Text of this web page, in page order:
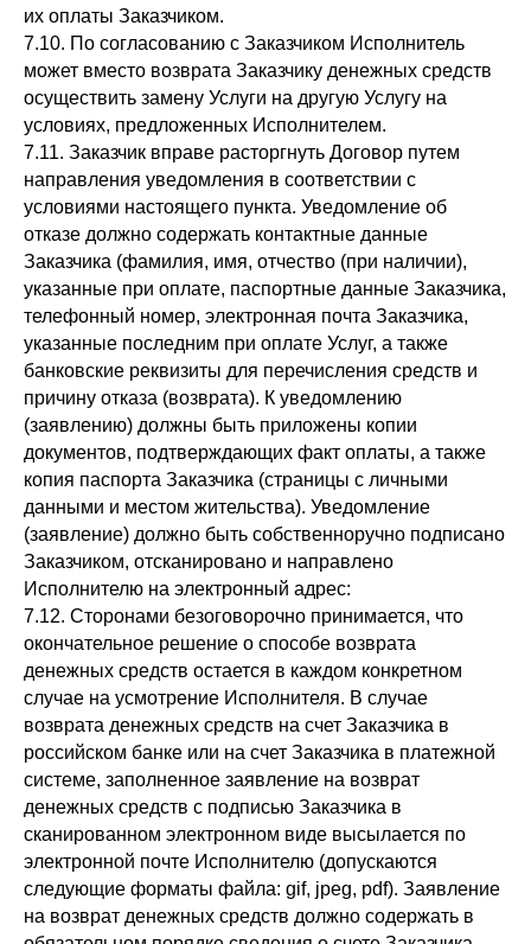
их оплаты Заказчиком.
7.10. По согласованию с Заказчиком Исполнитель
может вместо возврата Заказчику денежных средств
осуществить замену Услуги на другую Услугу на
условиях, предложенных Исполнителем.
7.11. Заказчик вправе расторгнуть Договор путем
направления уведомления в соответствии с
условиями настоящего пункта. Уведомление об
отказе должно содержать контактные данные
Заказчика (фамилия, имя, отчество (при наличии),
указанные при оплате, паспортные данные Заказчика,
телефонный номер, электронная почта Заказчика,
указанные последним при оплате Услуг, а также
банковские реквизиты для перечисления средств и
причину отказа (возврата). К уведомлению
(заявлению) должны быть приложены копии
документов, подтверждающих факт оплаты, а также
копия паспорта Заказчика (страницы с личными
данными и местом жительства). Уведомление
(заявление) должно быть собственноручно подписано
Заказчиком, отсканировано и направлено
Исполнителю на электронный адрес:
7.12. Сторонами безоговорочно принимается, что
окончательное решение о способе возврата
денежных средств остается в каждом конкретном
случае на усмотрение Исполнителя. В случае
возврата денежных средств на счет Заказчика в
российском банке или на счет Заказчика в платежной
системе, заполненное заявление на возврат
денежных средств с подписью Заказчика в
сканированном электронном виде высылается по
электронной почте Исполнителю (допускаются
следующие форматы файла: gif, jpeg, pdf). Заявление
на возврат денежных средств должно содержать в